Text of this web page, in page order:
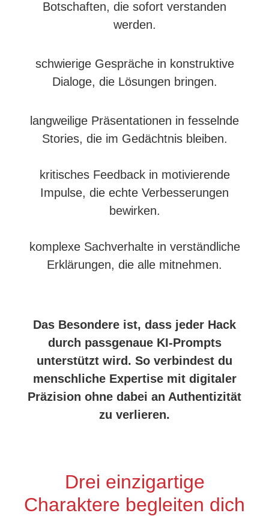
Botschaften, die sofort verstanden
werden.
schwierige Gespräche in konstruktive
Dialoge, die Lösungen bringen.
langweilige Präsentationen in fesselnde
Stories, die im Gedächtnis bleiben.
kritisches Feedback in motivierende
Impulse, die echte Verbesserungen
bewirken.
komplexe Sachverhalte in verständliche
Erklärungen, die alle mitnehmen.
Das Besondere ist, dass jeder Hack
durch passgenaue KI-Prompts
unterstützt wird. So verbindest du
menschliche Expertise mit digitaler
Präzision ohne dabei an Authentizität
zu verlieren.
Drei einzigartige
Charaktere begleiten dich